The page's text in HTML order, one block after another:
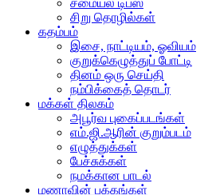
சமையல் டிப்ஸ்
சிறு தொழில்கள்
கதம்பம்
இசை, நாட்டியம், ஓவியம்
குறுக்கெழுத்துப் போட்டி
தினம் ஒரு செய்தி
நம்பிக்கைத் தொடர்
மக்கள் திலகம்
அபூர்வ புகைப்படங்கள்
எம்.ஜி.ஆரின் குறும்படம்
எழுத்துக்கள்
பேச்சுக்கள்
நமக்கான பாடல்
மணாவின் பக்கங்கள்